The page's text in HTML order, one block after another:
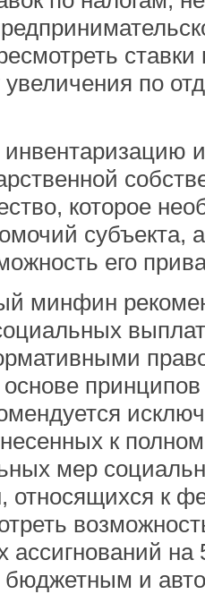
увеличения по
которое
субъекта,
его
минфин
к
мер
относящихся к
ассигнований на
бюджетным и